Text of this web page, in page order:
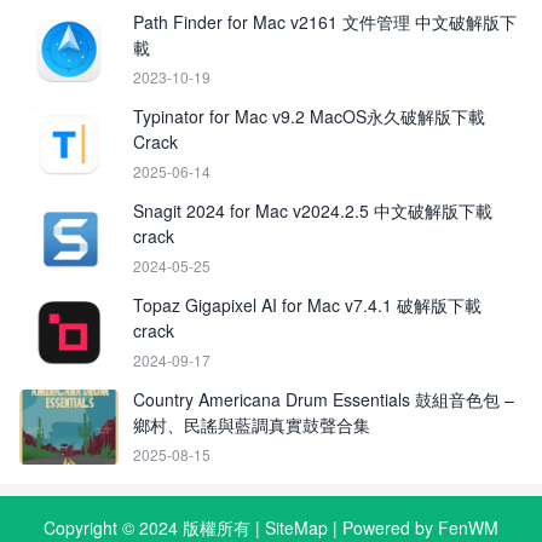
Path Finder for Mac v2161 文件管理 中文破解版下
載
2023-10-19
Typinator for Mac v9.2 MacOS永久破解版下載
Crack
2025-06-14
Snagit 2024 for Mac v2024.2.5 中文破解版下載
crack
2024-05-25
Topaz Gigapixel AI for Mac v7.4.1 破解版下載
crack
2024-09-17
Country Americana Drum Essentials 鼓組音色包 –
鄉村、民謠與藍調真實鼓聲合集
2025-08-15
Copyright © 2024 版權所有 | SiteMap | Powered by FenWM